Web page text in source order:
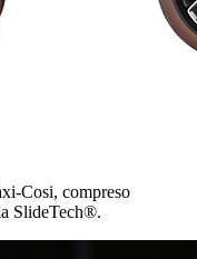
Cosi, compreso
SlideTech®.